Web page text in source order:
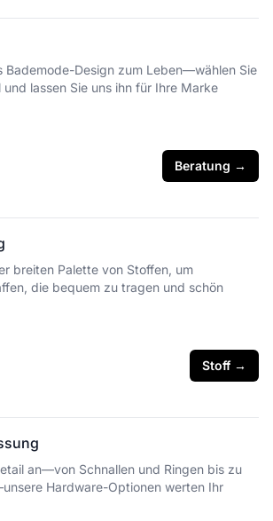
Bademode-Design zum Leben—wählen Sie
lassen Sie uns ihn für Ihre Marke
Beratung →
breiten Palette von Stoffen, um
die bequem zu tragen und schön
Stoff →
an—von Schnallen und Ringen bis zu
Hardware-Optionen werten Ihr